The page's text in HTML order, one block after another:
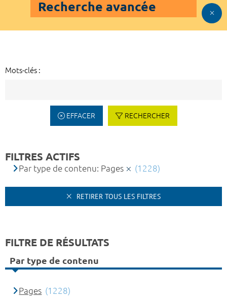
Recherche avancée
Mots-clés :
EFFACER RECHERCHER
FILTRES ACTIFS
Par type de contenu: Pages (1228)
RETIRER TOUS LES FILTRES
FILTRE DE RÉSULTATS
Par type de contenu
Pages (1228)